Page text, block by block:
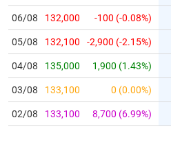
Niêm
mới
Niêm
yết
bổ
Hủy
06/08 132,000 -100 (-0.08%)
05/08 132,100 -2,900 (-2.15%)
04/08 135,000 1,900 (1.43%)
03/08 133,100 0 (0.00%)
02/08 133,100 8,700 (6.99%)
SINH
TRÁI
PHIẾU